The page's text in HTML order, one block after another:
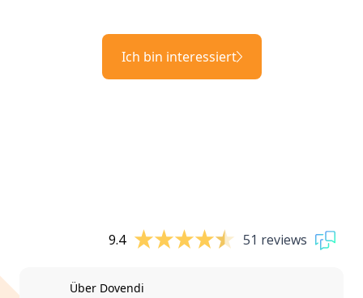
Ich bin interessiert
9.4 51 reviews
Über Dovendi